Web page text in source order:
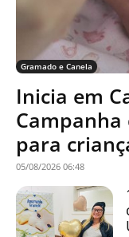
Gramado e Canela
Inicia em
para
05/08/2026 06:48